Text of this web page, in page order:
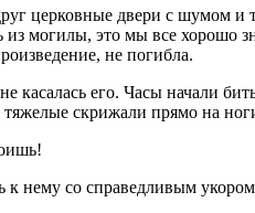
церковные двери с шумом
могилы, это мы все хорошо
не погибла.
его. Часы начали
скрижали прямо на
к нему со справедливым